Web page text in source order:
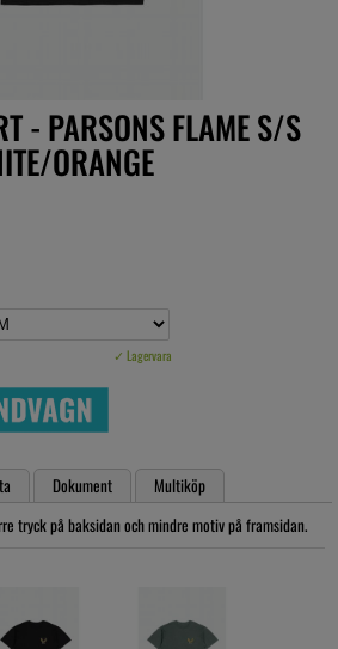
- PARSONS FLAME S/S
ORANGE
✓ Lagervara
Dokument
Multiköp
tryck på baksidan och mindre motiv på framsidan.